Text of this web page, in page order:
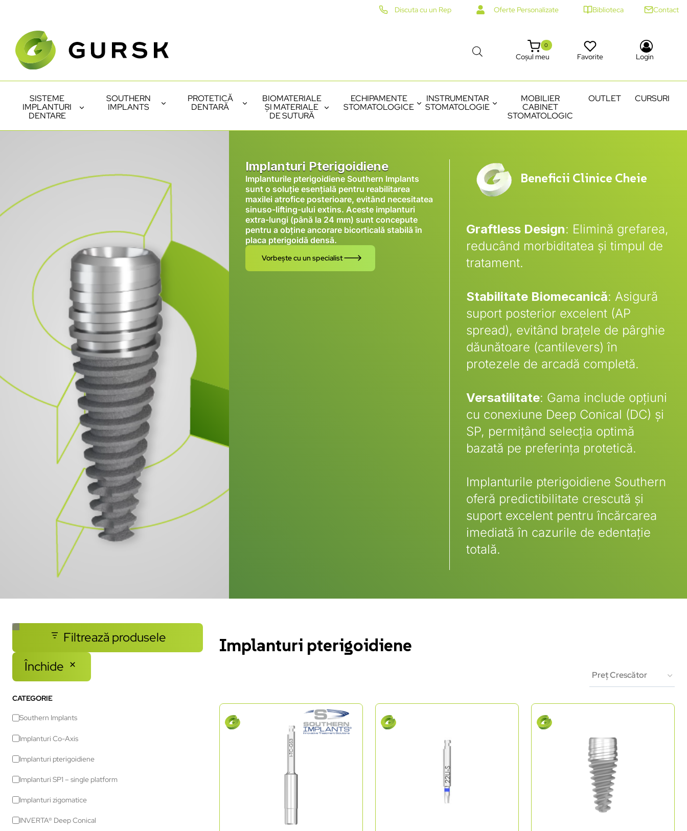
Discuta cu un Rep Oferte Personalizate Biblioteca Contact
Coșul meu
0
Favorite Login
SISTEME
IMPLANTURI
DENTARE
SOUTHERN
IMPLANTS
PROTETICĂ
DENTARĂ
BIOMATERIALE
ȘI MATERIALE
DE SUTURĂ
ECHIPAMENTE
STOMATOLOGICE
INSTRUMENTAR
STOMATOLOGIE
MOBILIER
CABINET
STOMATOLOGIC
OUTLET CURSURI
Implanturi Pterigoidiene
Implanturile pterigoidiene Southern Implants
sunt o soluție esențială pentru reabilitarea
maxilei atrofice posterioare, evitând necesitatea
sinuso-lifting-ului extins. Aceste implanturi
extra-lungi (până la 24 mm) sunt concepute
pentru a obține ancorare bicorticală stabilă în
placa pterigoidă densă.
Vorbește cu un specialist
Beneficii Clinice Cheie
Graftless Design: Elimină grefarea,
reducând morbiditatea și timpul de
tratament.
Stabilitate Biomecanică: Asigură
suport posterior excelent (AP
spread), evitând brațele de pârghie
dăunătoare (cantilevers) în
protezele de arcadă completă.
Versatilitate: Gama include opțiuni
cu conexiune Deep Conical (DC) și
SP, permițând selecția optimă
bazată pe preferința protetică.
Implanturile pterigoidiene Southern
oferă predictibilitate crescută și
suport excelent pentru încărcarea
imediată în cazurile de edentație
totală.
Filtrează produsele
Închide
CATEGORIE
Southern Implants
Implanturi Co-Axis
Implanturi pterigoidiene
Implanturi SP1 – single platform
Implanturi zigomatice
INVERTA® Deep Conical
Implanturi pterigoidiene